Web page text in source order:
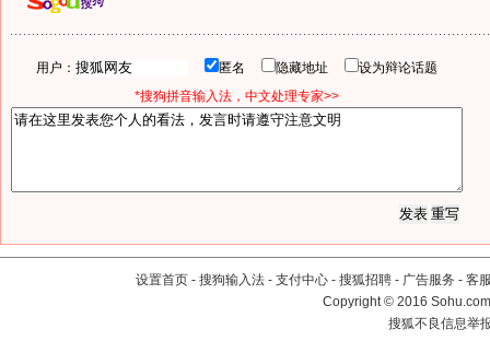
用户： 匿名 隐藏地址
设为辩论话题
*搜狗拼音输入法，中文处理专家>>
设置首页 - 搜狗输入法 - 支付中心 - 搜狐招聘 - 广告服务 - 客
Copyright©2016
搜狐不良信息举